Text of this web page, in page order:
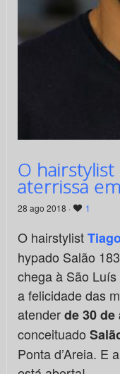
O
aterrissa
28 ago 2018 · 1
O hairstylist
hypado Salão
chega à São
a felicidade das
atenderde 30
conceituado
Ponta d’Areia. E